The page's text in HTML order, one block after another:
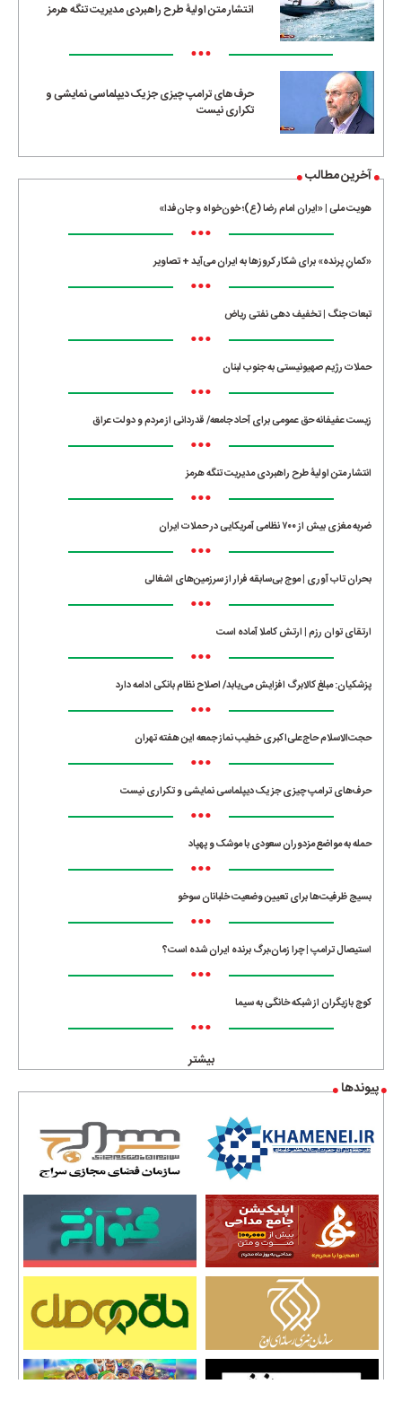
انتشار متن اولیۀ طرح راهبردی مدیریت تنگه هرمز
•••
حرف‌های ترامپ چیزی جز یک دیپلماسی نمایشی و
تکراری نیست
آخرین مطالب
هویت ملی | «ایران امام رضا (ع)؛ خون‌خواه و جان‌فدا»
•••
«کمانِ پرنده» برای شکار کروزها به ایران می‌آید + تصاویر
•••
تبعات جنگ | تخفیف دهی نفتی ریاض
•••
حملات رژیم صهیونیستی به جنوب لبنان
•••
زیست عفیفانه حق عمومی برای آحاد جامعه/ قدردانی از مردم و دولت عراق
•••
انتشار متن اولیۀ طرح راهبردی مدیریت تنگه هرمز
•••
ضربه مغزی بیش از ۷۰۰ نظامی آمریکایی در حملات ایران
•••
بحران تاب آوری | موج بی‌سابقه فرار از سرزمین‌های اشغالی
•••
ارتقای توان رزم | ارتش کاملا آماده است
•••
پزشکیان: مبلغ کالابرگ افزایش می‌یابد/ اصلاح نظام بانکی ادامه دارد
•••
حجت‌الاسلام حاج‌علی‌اکبری خطیب نماز جمعه این هفته تهران
•••
حرف‌های ترامپ چیزی جز یک دیپلماسی نمایشی و تکراری نیست
•••
حمله به مواضع مزدوران سعودی با موشک و پهپاد
•••
بسیج ظرفیت‌ها برای تعیین وضعیت خلبانان سوخو
•••
استیصال ترامپ | چرا زمان،برگ برنده ایران شده است؟
•••
کوچ بازیگران از شبکه خانگی به سیما
•••
بیشتر
پیوندها